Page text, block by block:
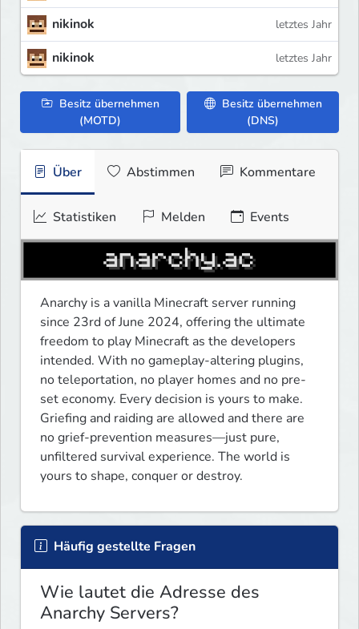
nikinok letztes Jahr
nikinok letztes Jahr
Besitz übernehmen
(MOTD)
Besitz übernehmen
(DNS)
Über Abstimmen Kommentare
Statistiken Melden Events
Anarchy is a vanilla Minecraft server running
since 23rd of June 2024, offering the ultimate
freedom to play Minecraft as the developers
intended. With no gameplay-altering plugins,
no teleportation, no player homes and no pre-
set economy. Every decision is yours to make.
Griefing and raiding are allowed and there are
no grief-prevention measures—just pure,
unfiltered survival experience. The world is
yours to shape, conquer or destroy.
Häufig gestellte Fragen
Wie lautet die Adresse des
Anarchy Servers?